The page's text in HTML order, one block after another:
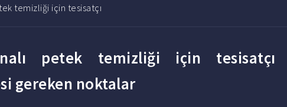
temizliği için tesisatçı
petek temizliği için tesisatçı
gereken noktalar